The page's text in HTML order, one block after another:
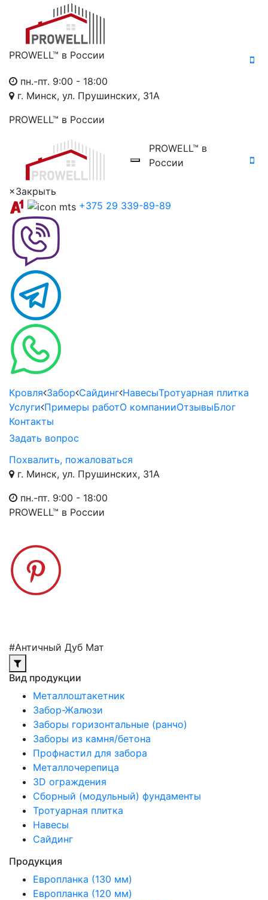
PROWELL™ в России
пн.-пт. 9:00 - 18:00
г. Минск, ул. Прушинских, 31А
PROWELL™ в России
PROWELL™ в
России
×Закрыть
+375 29 339-89-89
Кровля Забор Сайдинг НавесыТротуарная плитка
Услуги Примеры работО компанииОтзывыБлог
Контакты
Задать вопрос
Похвалить, пожаловаться
г. Минск, ул. Прушинских, 31А
пн.-пт. 9:00 - 18:00
PROWELL™ в России
#Античный Дуб Мат
Вид продукции
Металлоштакетник
Забор-Жалюзи
Заборы горизонтальные (ранчо)
Заборы из камня/бетона
Профнастил для забора
Металлочерепица
3D ограждения
Сборный (модульный) фундаменты
Тротуарная плитка
Навесы
Сайдинг
Продукция
Европланка (130 мм)
Европланка (120 мм)